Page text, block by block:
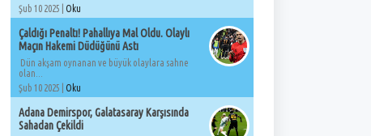
Şub 10 2025 |
Oku
Çaldığı Penaltı! Pahallıya Mal Oldu. Olaylı
Maçın Hakemi Düdüğünü Astı
Dün akşam oynanan ve büyük olaylara sahne
olan...
Şub 10 2025 |
Oku
Adana Demirspor, Galatasaray Karşısında
Sahadan Çekildi